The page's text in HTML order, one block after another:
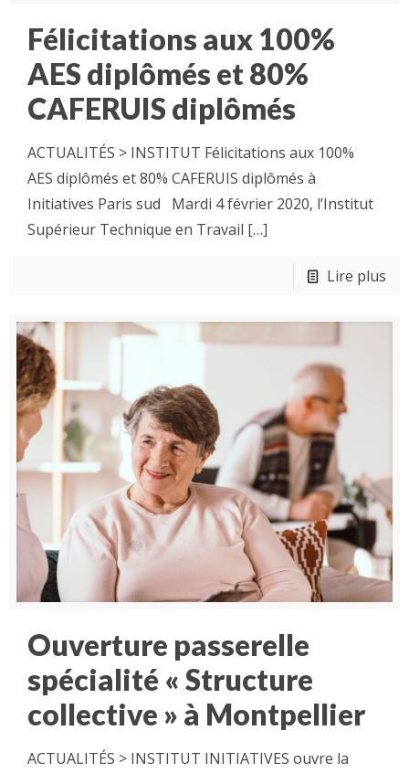
Félicitations aux 100%
AES diplômés et 80%
CAFERUIS diplômés
ACTUALITÉS > INSTITUT Félicitations aux 100%
AES diplômés et 80% CAFERUIS diplômés à
Initiatives Paris sud Mardi 4 février 2020, l’Institut
Supérieur Technique en Travail […]
Lire plus
Ouverture passerelle
spécialité « Structure
collective » à Montpellier
ACTUALITÉS > INSTITUT INITIATIVES ouvre la